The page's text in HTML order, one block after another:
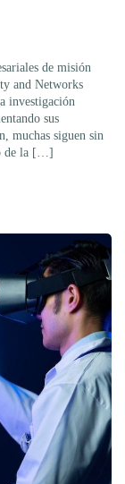
de misión
and Networks
investigación
sus
muchas siguen sin
de la […]